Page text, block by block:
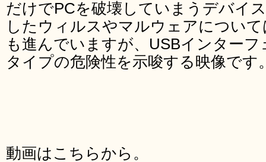
だけでPCを破壊していまうデバイ
したウィルスやマルウェアについ
も進んでいますが、USBインター
タイプの危険性を示唆する映像です
動画はこちらから。